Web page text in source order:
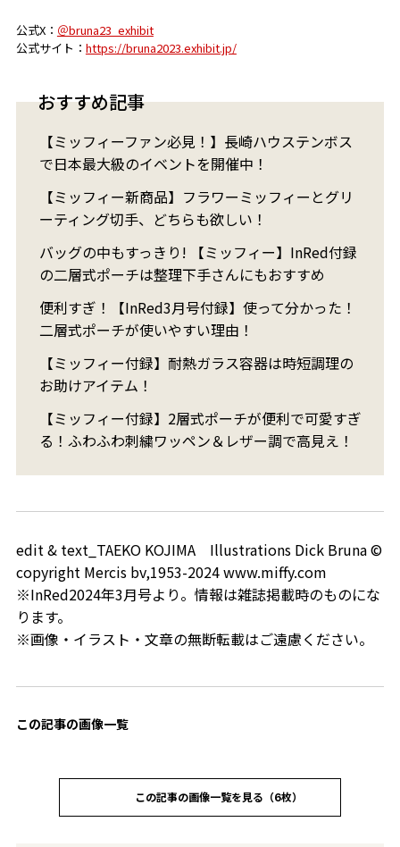
公式X： ＠bruna23_exhibit
公式サイト： https://bruna2023.exhibit.jp/
おすすめ記事
【ミッフィーファン必見！】長崎ハウステンボス
で日本最大級のイベントを開催中！
【ミッフィー新商品】フラワーミッフィーとグリ
ーティング切手、どちらも欲しい！
バッグの中もすっきり! 【ミッフィー】InRed付録
の二層式ポーチは整理下手さんにもおすすめ
便利すぎ！【InRed3月号付録】使って分かった！
二層式ポーチが使いやすい理由！
【ミッフィー付録】耐熱ガラス容器は時短調理の
お助けアイテム！
【ミッフィー付録】2層式ポーチが便利で可愛すぎ
る！ふわふわ刺繍ワッペン＆レザー調で高見え！
edit & text_TAEKO KOJIMA Illustrations Dick Bruna ©
copyright Mercis bv,1953-2024 www.miffy.com
※InRed2024年3月号より。情報は雑誌掲載時のものにな
ります。
※画像・イラスト・文章の無断転載はご遠慮ください。
この記事の画像一覧
この記事の画像一覧を見る（6枚）